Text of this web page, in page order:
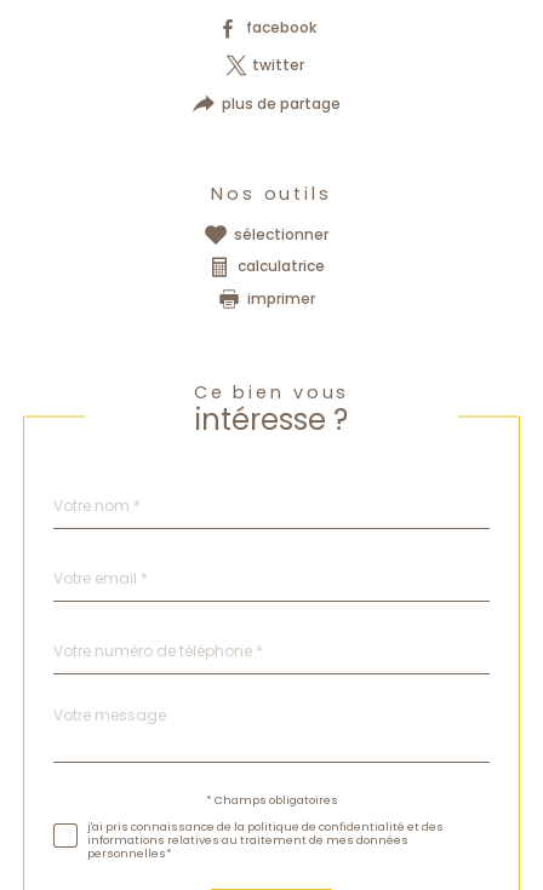
facebook
twitter
plus de partage
Nos outils
sélectionner
calculatrice
imprimer
Ce bien vous
intéresse ?
par
*
*
*
Fieldset
Message
*
* Champs obligatoires
j'ai pris connaissance de la politique de confidentialité et des
informations relatives au traitement de mes données
personnelles*